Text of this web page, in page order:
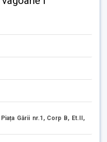
Gării nr.1, Corp B, Et.II,